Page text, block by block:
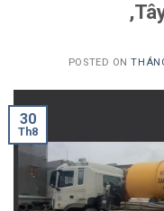
POSTED ON
30
Th8